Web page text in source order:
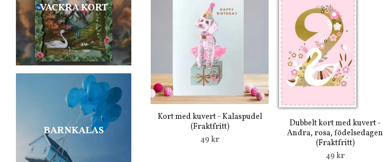
VACKRA KORT
BARNKALAS
Kort med kuvert - Kalaspudel
(Fraktfritt)
49 kr
Dubbelt kort med kuvert -
Andra, rosa, födelsedagen
(Fraktfritt)
49 kr